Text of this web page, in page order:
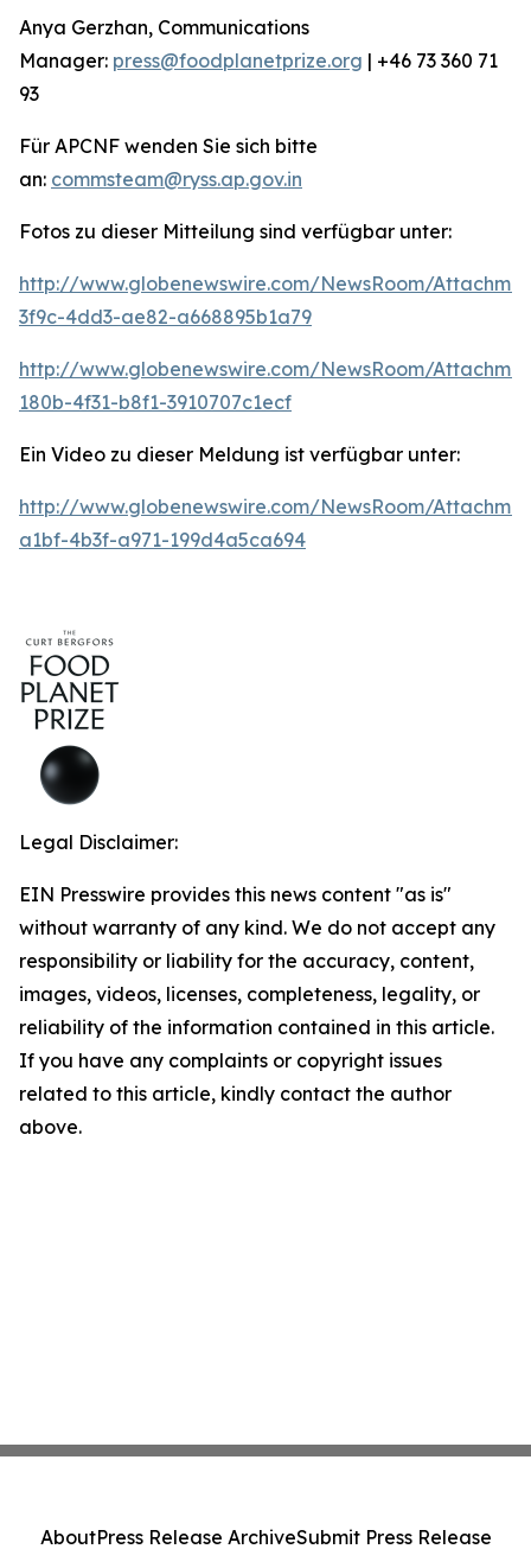
Anya Gerzhan, Communications
Manager: press@foodplanetprize.org | +46 73 360 71
93
Für APCNF wenden Sie sich bitte
an: commsteam@ryss.ap.gov.in
Fotos zu dieser Mitteilung sind verfügbar unter:
http://www.globenewswire.com/NewsRoom/
3f9c-4dd3-ae82-a668895b1a79
http://www.globenewswire.com/NewsRoom/
180b-4f31-b8f1-3910707c1ecf
Ein Video zu dieser Meldung ist verfügbar unter:
http://www.globenewswire.com/NewsRoom/
a1bf-4b3f-a971-199d4a5ca694
Legal Disclaimer:
EIN Presswire provides this news content "as is"
without warranty of any kind. We do not accept any
responsibility or liability for the accuracy, content,
images, videos, licenses, completeness, legality, or
reliability of the information contained in this article.
If you have any complaints or copyright issues
related to this article, kindly contact the author
above.
AboutPress Release ArchiveSubmit Press Release